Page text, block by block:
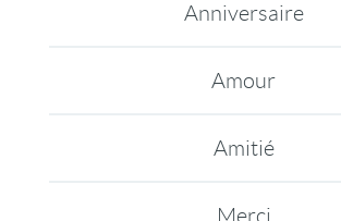
Anniversaire
Amour
Amitié
Merci